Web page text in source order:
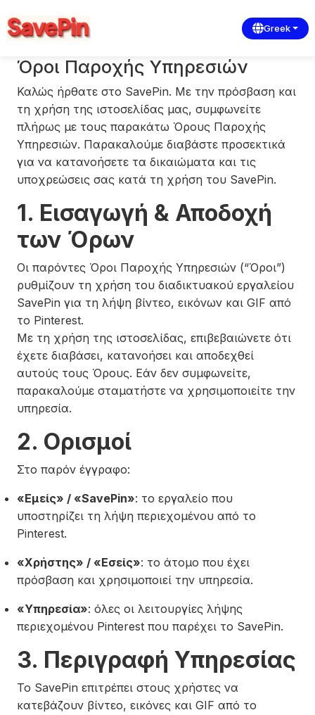
Greek
Όροι Παροχής Υπηρεσιών
Καλώς ήρθατε στο SavePin. Με την πρόσβαση και
τη χρήση της ιστοσελίδας μας, συμφωνείτε
πλήρως με τους παρακάτω Όρους Παροχής
Υπηρεσιών. Παρακαλούμε διαβάστε προσεκτικά
για να κατανοήσετε τα δικαιώματα και τις
υποχρεώσεις σας κατά τη χρήση του SavePin.
1. Εισαγωγή & Αποδοχή
των Όρων
Οι παρόντες Όροι Παροχής Υπηρεσιών (“Όροι”)
ρυθμίζουν τη χρήση του διαδικτυακού εργαλείου
SavePin για τη λήψη βίντεο, εικόνων και GIF από
το Pinterest.
Με τη χρήση της ιστοσελίδας, επιβεβαιώνετε ότι
έχετε διαβάσει, κατανοήσει και αποδεχθεί
αυτούς τους Όρους. Εάν δεν συμφωνείτε,
παρακαλούμε σταματήστε να χρησιμοποιείτε την
υπηρεσία.
2. Ορισμοί
Στο παρόν έγγραφο:
«Εμείς» / «SavePin»: το εργαλείο που
υποστηρίζει τη λήψη περιεχομένου από το
Pinterest.
«Χρήστης» / «Εσείς»: το άτομο που έχει
πρόσβαση και χρησιμοποιεί την υπηρεσία.
«Υπηρεσία»: όλες οι λειτουργίες λήψης
περιεχομένου Pinterest που παρέχει το SavePin.
3. Περιγραφή Υπηρεσίας
Το SavePin επιτρέπει στους χρήστες να
κατεβάζουν βίντεο, εικόνες και GIF από το